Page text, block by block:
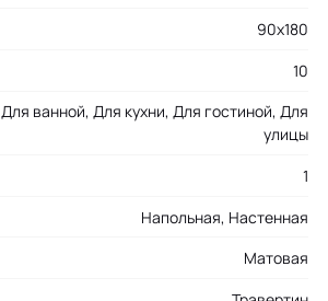
90x180
10
Для ванной, Для кухни, Для гостиной, Для
улицы
1
Напольная, Настенная
Матовая